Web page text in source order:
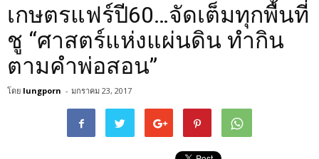
เกษตรแฟร์ปี60…จัดเต็มทุกพื้นที่
ชู “ศาสตร์แห่งแผ่นดิน ทำกิน
ตามคำพ่อสอน”
โดย lungporn - มกราคม 23, 2017